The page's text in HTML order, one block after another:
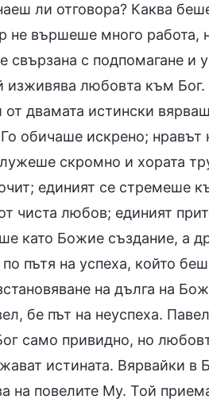
ли отговора? Каква
не вършеше много
свързана с подпомагане
изживява любовта към
двамата истински
обичаше искрено;
скромно и хората
единият се стремеше
чиста любов; единият
като Божие създание, а
пътя на успеха, който
на дълга на
бе път на неуспеха.
само привидно, но
истината. Вярвайки
на повелите Му. Той